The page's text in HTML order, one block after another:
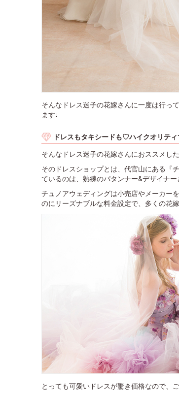
そんなドレス迷子の花嫁さんに一度は行っ
ます♩
ドレスもタキシードも♡ハイクオリテ
そんなドレス迷子の花嫁さんにおススメし
そのドレスショップとは、代官山にある『
ているのは、熟練のパタンナー&デザイナー
チュノアウェディングは小売店やメーカー
のにリーズナブルな料金設定で、多くの花
とっても可愛いドレスが驚き価格なので、